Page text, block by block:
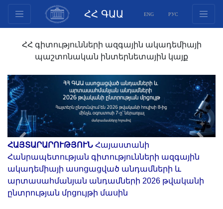
ՀՀ ԳԱԱ ENG РУС
Նախագահության
Փաստաթղթեր
Ինովացիոն առաջարկներ
Հրատարակություններ
Հիմնադրամներ
Գիտաժողովներ
Մրցույթներ
Միջազգային
համագործակցություն
Երիտասարդական
ՀՀ գիտությունների ազգային ակադեմիայի
պաշտոնական ինտերնետային կայք
ՀԱՅՏԱՐԱՐՈՒԹՅՈՒՆ Հայաստանի
Հանրապետության գիտությունների ազգային
ակադեմիայի ասոցացված անդամների և
արտասահմանյան անդամների 2026 թվականի
ընտրության մրցույթի մասին
Previous